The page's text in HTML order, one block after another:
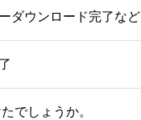
ダウンロード完了など
でしょうか。